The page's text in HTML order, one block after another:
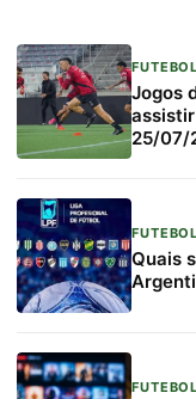
FUTEBOL
Jogos
25/07/
FUTEBOL
Quais
FUTEBOL